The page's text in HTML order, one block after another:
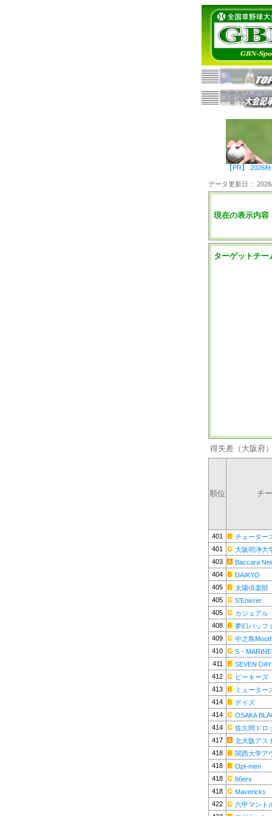
【PR】 2026
データ更新日：
現在の表示内容
ターゲットチー
得失差（大阪府
順位 チ
401
チューター
401
大阪明浄大
403
Baccara
404
DAIKYO
405
太陽倶楽部
405
S'Enivrer
405
カジュアル
408
夢幻バッフ
409
中之島
410
S・
411
SEVEN
412
ピーキーズ
413
ミューター
414
デイズ
414
OSAKA
414
佐久間ドロ
417
北大阪アス
418
関西大学ア
418
Opt-men
418
66ers
418
Mavericks
422
六甲マント